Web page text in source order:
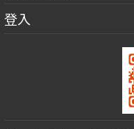
登入